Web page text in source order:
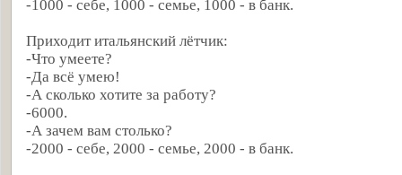
-1000 - себе, 1000 - семье, 1000 - в банк.
Приходит итальянский лётчик:
-Что умеете?
-Да всё умею!
-А сколько хотите за работу?
-6000.
-А зачем вам столько?
-2000 - себе, 2000 - семье, 2000 - в банк.